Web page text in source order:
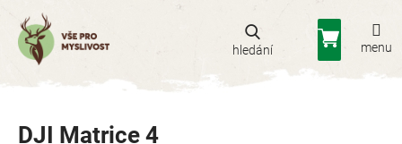
obsah
Nákupní
košík
DJI Matrice 4